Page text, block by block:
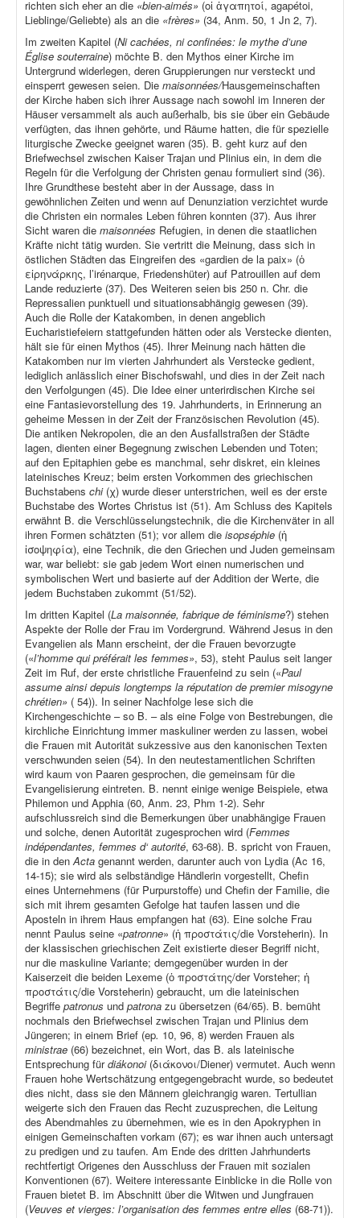
richten sich eher an die «bien-aimés» (οἱ ἀγαπητοί, agapétoi,
Lieblinge/Geliebte) als an die «frères» (34, Anm. 50, 1 Jn 2, 7).
Im zweiten Kapitel (Ni cachées, ni confinées: le mythe d’une
Église souterraine) möchte B. den Mythos einer Kirche im
Untergrund widerlegen, deren Gruppierungen nur versteckt und
einsperrt gewesen seien. Die maisonnées/Hausgemeinschaften
der Kirche haben sich ihrer Aussage nach sowohl im Inneren der
Häuser versammelt als auch außerhalb, bis sie über ein Gebäude
verfügten, das ihnen gehörte, und Räume hatten, die für spezielle
liturgische Zwecke geeignet waren (35). B. geht kurz auf den
Briefwechsel zwischen Kaiser Trajan und Plinius ein, in dem die
Regeln für die Verfolgung der Christen genau formuliert sind (36).
Ihre Grundthese besteht aber in der Aussage, dass in
gewöhnlichen Zeiten und wenn auf Denunziation verzichtet wurde
die Christen ein normales Leben führen konnten (37). Aus ihrer
Sicht waren die maisonnées Refugien, in denen die staatlichen
Kräfte nicht tätig wurden. Sie vertritt die Meinung, dass sich in
östlichen Städten das Eingreifen des «gardien de la paix» (ὁ
εἰρηνάρκης, l’irénarque, Friedenshüter) auf Patrouillen auf dem
Lande reduzierte (37). Des Weiteren seien bis 250 n. Chr. die
Repressalien punktuell und situationsabhängig gewesen (39).
Auch die Rolle der Katakomben, in denen angeblich
Eucharistiefeiern stattgefunden hätten oder als Verstecke dienten,
hält sie für einen Mythos (45). Ihrer Meinung nach hätten die
Katakomben nur im vierten Jahrhundert als Verstecke gedient,
lediglich anlässlich einer Bischofswahl, und dies in der Zeit nach
den Verfolgungen (45). Die Idee einer unterirdischen Kirche sei
eine Fantasievorstellung des 19. Jahrhunderts, in Erinnerung an
geheime Messen in der Zeit der Französischen Revolution (45).
Die antiken Nekropolen, die an den Ausfallstraßen der Städte
lagen, dienten einer Begegnung zwischen Lebenden und Toten;
auf den Epitaphien gebe es manchmal, sehr diskret, ein kleines
lateinisches Kreuz; beim ersten Vorkommen des griechischen
Buchstabens chi (χ) wurde dieser unterstrichen, weil es der erste
Buchstabe des Wortes Christus ist (51). Am Schluss des Kapitels
erwähnt B. die Verschlüsselungstechnik, die die Kirchenväter in all
ihren Formen schätzten (51); vor allem die isopséphie (ἡ
ἰσοψηφία), eine Technik, die den Griechen und Juden gemeinsam
war, war beliebt: sie gab jedem Wort einen numerischen und
symbolischen Wert und basierte auf der Addition der Werte, die
jedem Buchstaben zukommt (51/52).
Im dritten Kapitel (La maisonnée, fabrique de féminisme?) stehen
Aspekte der Rolle der Frau im Vordergrund. Während Jesus in den
Evangelien als Mann erscheint, der die Frauen bevorzugte
(«l’homme qui préférait les femmes», 53), steht Paulus seit langer
Zeit im Ruf, der erste christliche Frauenfeind zu sein («Paul
assume ainsi depuis longtemps la réputation de premier misogyne
chrétien» ( 54)). In seiner Nachfolge lese sich die
Kirchengeschichte – so B. – als eine Folge von Bestrebungen, die
kirchliche Einrichtung immer maskuliner werden zu lassen, wobei
die Frauen mit Autorität sukzessive aus den kanonischen Texten
verschwunden seien (54). In den neutestamentlichen Schriften
wird kaum von Paaren gesprochen, die gemeinsam für die
Evangelisierung eintreten. B. nennt einige wenige Beispiele, etwa
Philemon und Apphia (60, Anm. 23, Phm 1-2). Sehr
aufschlussreich sind die Bemerkungen über unabhängige Frauen
und solche, denen Autorität zugesprochen wird (Femmes
indépendantes, femmes d‘ autorité, 63-68). B. spricht von Frauen,
die in denActa genannt werden, darunter auch von Lydia (Ac 16,
14-15); sie wird als selbständige Händlerin vorgestellt, Chefin
eines Unternehmens (für Purpurstoffe) und Chefin der Familie, die
sich mit ihrem gesamten Gefolge hat taufen lassen und die
Aposteln in ihrem Haus empfangen hat (63). Eine solche Frau
nennt Paulus seine «patronne» (ἡ προστάτις/die Vorsteherin). In
der klassischen griechischen Zeit existierte dieser Begriff nicht,
nur die maskuline Variante; demgegenüber wurden in der
Kaiserzeit die beiden Lexeme (ὁ προστάτης/der Vorsteher; ἡ
προστάτις/die Vorsteherin) gebraucht, um die lateinischen
Begriffe patronus und patrona zu übersetzen (64/65). B. bemüht
nochmals den Briefwechsel zwischen Trajan und Plinius dem
Jüngeren; in einem Brief (ep. 10, 96, 8) werden Frauen als
ministrae (66) bezeichnet, ein Wort, das B. als lateinische
Entsprechung fürdiákonoi (διάκονοι/Diener) vermutet. Auch wenn
Frauen hohe Wertschätzung entgegengebracht wurde, so bedeutet
dies nicht, dass sie den Männern gleichrangig waren. Tertullian
weigerte sich den Frauen das Recht zuzusprechen, die Leitung
des Abendmahles zu übernehmen, wie es in den Apokryphen in
einigen Gemeinschaften vorkam (67); es war ihnen auch untersagt
zu predigen und zu taufen. Am Ende des dritten Jahrhunderts
rechtfertigt Origenes den Ausschluss der Frauen mit sozialen
Konventionen (67). Weitere interessante Einblicke in die Rolle von
Frauen bietet B. im Abschnitt über die Witwen und Jungfrauen
(Veuves et vierges: l’organisation des femmes entre elles (68-71)).